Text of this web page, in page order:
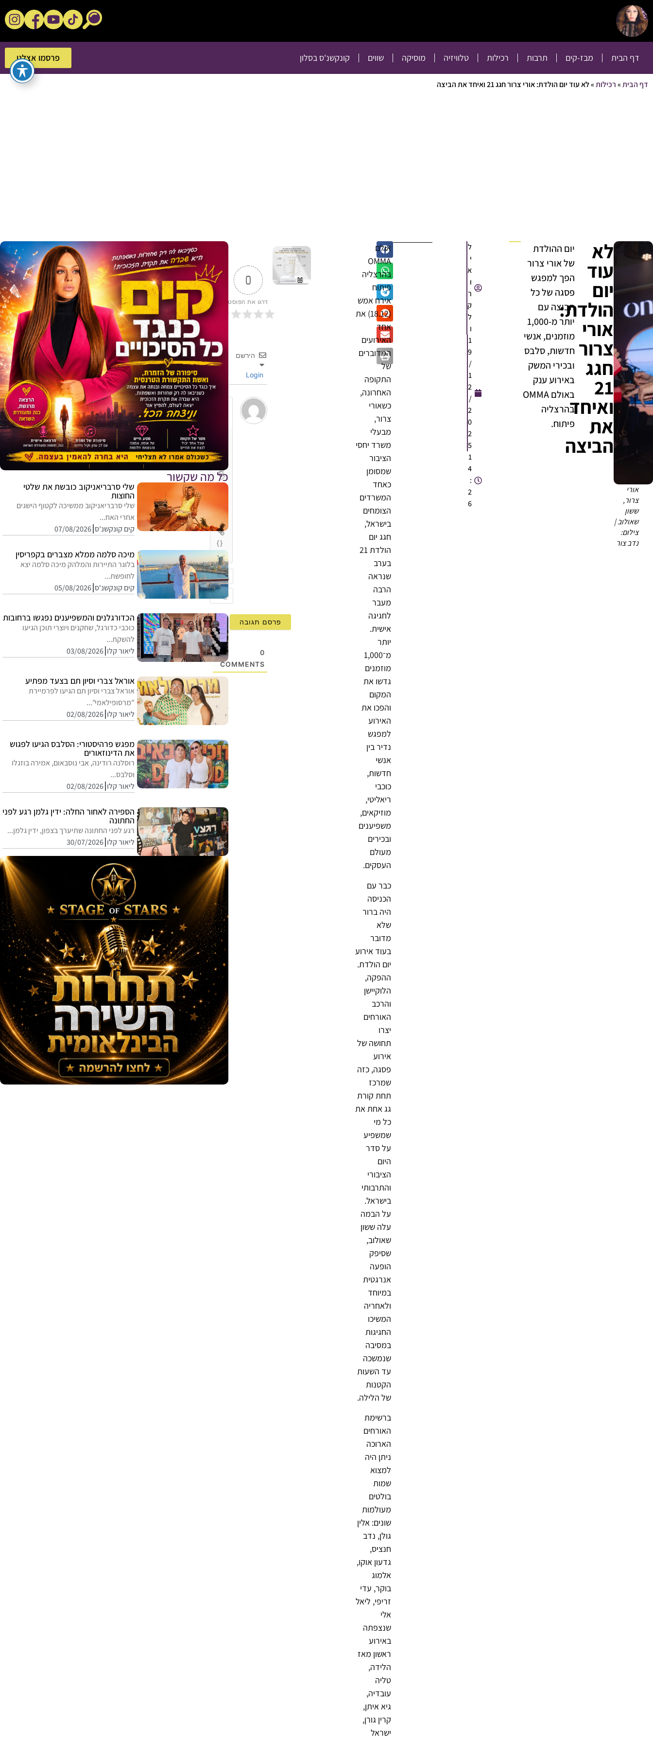
דף הבית מבז-קים תרבות רכילות טלוויזיה מוסיקה שווים קונקשנ'ס בסלון פרסמו אצלנו
פרסמו אצלנו
דף הבית»רכילות»לא עוד יום הולדת: אורי צרור חגג 21 ואיחד את הביצה
אורי
צרור,
ששון
שאולוב |
צילום:
נדב צור
לא
עוד
יום
הולדת:
אורי
צרור
חגג
21
ואיחד
את
הביצה
יום ההולדת
של אורי צרור
הפך למפגש
פסגה של כל
הביצה עם
יותר מ-1,000
מוזמנים, אנשי
חדשות, סלבס
ובכירי המשק
באירוע ענק
באולם OMMA
בהרצליה
פיתוח.
ל
י
א
ו
ר
ק
ל
ו
1
9
/
1
2
/
2
0
2
5
1
4
:
2
6
אולם
OMMA
בהרצליה
פיתוח
אירח אמש
(18.12) את
אחד
האירועים
המדוברים
של
התקופה
האחרונה,
כשאורי
צרור,
מבעלי
משרד יחסי
הציבור
שמסומן
כאחד
המשרדים
הצומחים
בישראל,
חגג יום
הולדת 21
בערב
שנראה
הרבה
מעבר
לחגיגה
אישית.
יותר
מ־1,000
מוזמנים
גדשו את
המקום
והפכו את
האירוע
למפגש
נדיר בין
אנשי
חדשות,
כוכבי
ריאליטי,
מוזיקאים,
משפיענים
ובכירים
מעולם
העסקים.
כבר עם
הכניסה
היה ברור
שלא
מדובר
בעוד אירוע
יום הולדת.
ההפקה,
הלוקיישן
והרכב
האורחים
יצרו
תחושה של
אירוע
פסגה, כזה
שמרכז
תחת קורת
גג אחת את
כל מי
שמשפיע
על סדר
היום
הציבורי
והתרבותי
בישראל.
על הבמה
עלה ששון
שאולוב,
שסיפק
הופעה
אנרגטית
במיוחד
ולאחריה
המשיכו
החגיגות
במסיבה
שנמשכה
עד השעות
הקטנות
של הלילה.
ברשימת
האורחים
הארוכה
ניתן היה
למצוא
שמות
בולטים
מעולמות
שונים: אלין
גולן, נדב
חנציס,
גדעון אוקו,
אלמוג
בוקר, עדי
זריפי, ליאל
אלי
שנצפתה
באירוע
ראשון מאז
הלידה,
טליה
עובדיה,
גיא איתן,
קרין גורן,
ישראל
0
דרגו את הפוסט
הירשם
{}
[+]
שם
0
COMMENTS
כל מה שקשור
שלי סרבריאניקוב כובשת את שלטי
החוצות
שלי סרבריאניקוב ממשיכה לקטוף הישגים
אחרי האח...
קים קונקשנ'ס 07/08/2026
מיכה סלמה ממלא מצברים בקפריסין
בלוגר התיירות והמלהק מיכה סלמה יצא
לחופשת...
קים קונקשנ'ס 05/08/2026
הכדורגלנים והמשפיענים נפגשו ברחובות
כוכבי כדורגל, שחקנים ויוצרי תוכן הגיעו
להשקת...
ליאור קלו 03/08/2026
אוראל צברי וסיון תם בצעד מפתיע
אוראל צברי וסיון תם הגיעו לפרמיירת
"מרסופילאמי"...
ליאור קלו 02/08/2026
מפגש פרהיסטורי: הסלבס הגיעו לפגוש
את הדינוזאורים
רוסלנה רודינה, אבי נוסבאום, אמירה בוזגלו
וסלבס...
ליאור קלו 02/08/2026
הספירה לאחור החלה: ידין גלמן רגע לפני
החתונה
רגע לפני החתונה שתיערך בצפון, ידין גלמן...
ליאור קלו 30/07/2026